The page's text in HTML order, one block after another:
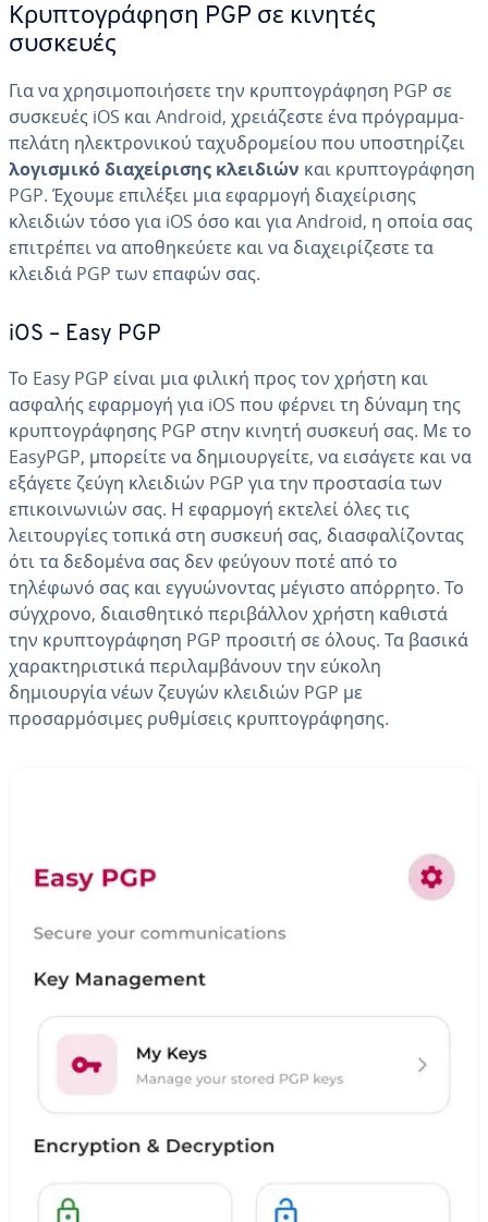
Κρυπτογράφηση PGP σε κινητές
συσκευές
Για να χρησιμοποιήσετε την κρυπτογράφηση PGP σε
συσκευές iOS και Android, χρειάζεστε ένα πρόγραμμα-
πελάτη ηλεκτρονικού ταχυδρομείου που υποστηρίζει
λογισμικό διαχείρισης κλειδιών και κρυπτογράφηση
PGP. Έχουμε επιλέξει μια εφαρμογή διαχείρισης
κλειδιών τόσο για iOS όσο και για Android, η οποία σας
επιτρέπει να αποθηκεύετε και να διαχειρίζεστε τα
κλειδιά PGP των επαφών σας.
iOS – Easy PGP
Το Easy PGP είναι μια φιλική προς τον χρήστη και
ασφαλής εφαρμογή για iOS που φέρνει τη δύναμη της
κρυπτογράφησης PGP στην κινητή συσκευή σας. Με το
EasyPGP, μπορείτε να δημιουργείτε, να εισάγετε και να
εξάγετε ζεύγη κλειδιών PGP για την προστασία των
επικοινωνιών σας. Η εφαρμογή εκτελεί όλες τις
λειτουργίες τοπικά στη συσκευή σας, διασφαλίζοντας
ότι τα δεδομένα σας δεν φεύγουν ποτέ από το
τηλέφωνό σας και εγγυώνοντας μέγιστο απόρρητο. Το
σύγχρονο, διαισθητικό περιβάλλον χρήστη καθιστά
την κρυπτογράφηση PGP προσιτή σε όλους. Τα βασικά
χαρακτηριστικά περιλαμβάνουν την εύκολη
δημιουργία νέων ζευγών κλειδιών PGP με
προσαρμόσιμες ρυθμίσεις κρυπτογράφησης.